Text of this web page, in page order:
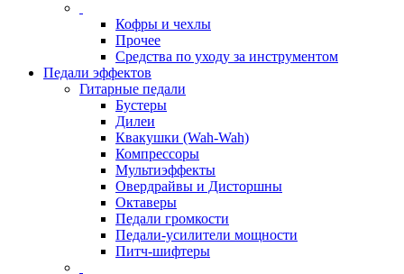
Кофры и чехлы
Прочее
Средства по уходу за инструментом
Педали эффектов
Гитарные педали
Бустеры
Дилеи
Квакушки (Wah-Wah)
Компрессоры
Мультиэффекты
Овердрайвы и Дисторшны
Октаверы
Педали громкости
Педали-усилители мощности
Питч-шифтеры